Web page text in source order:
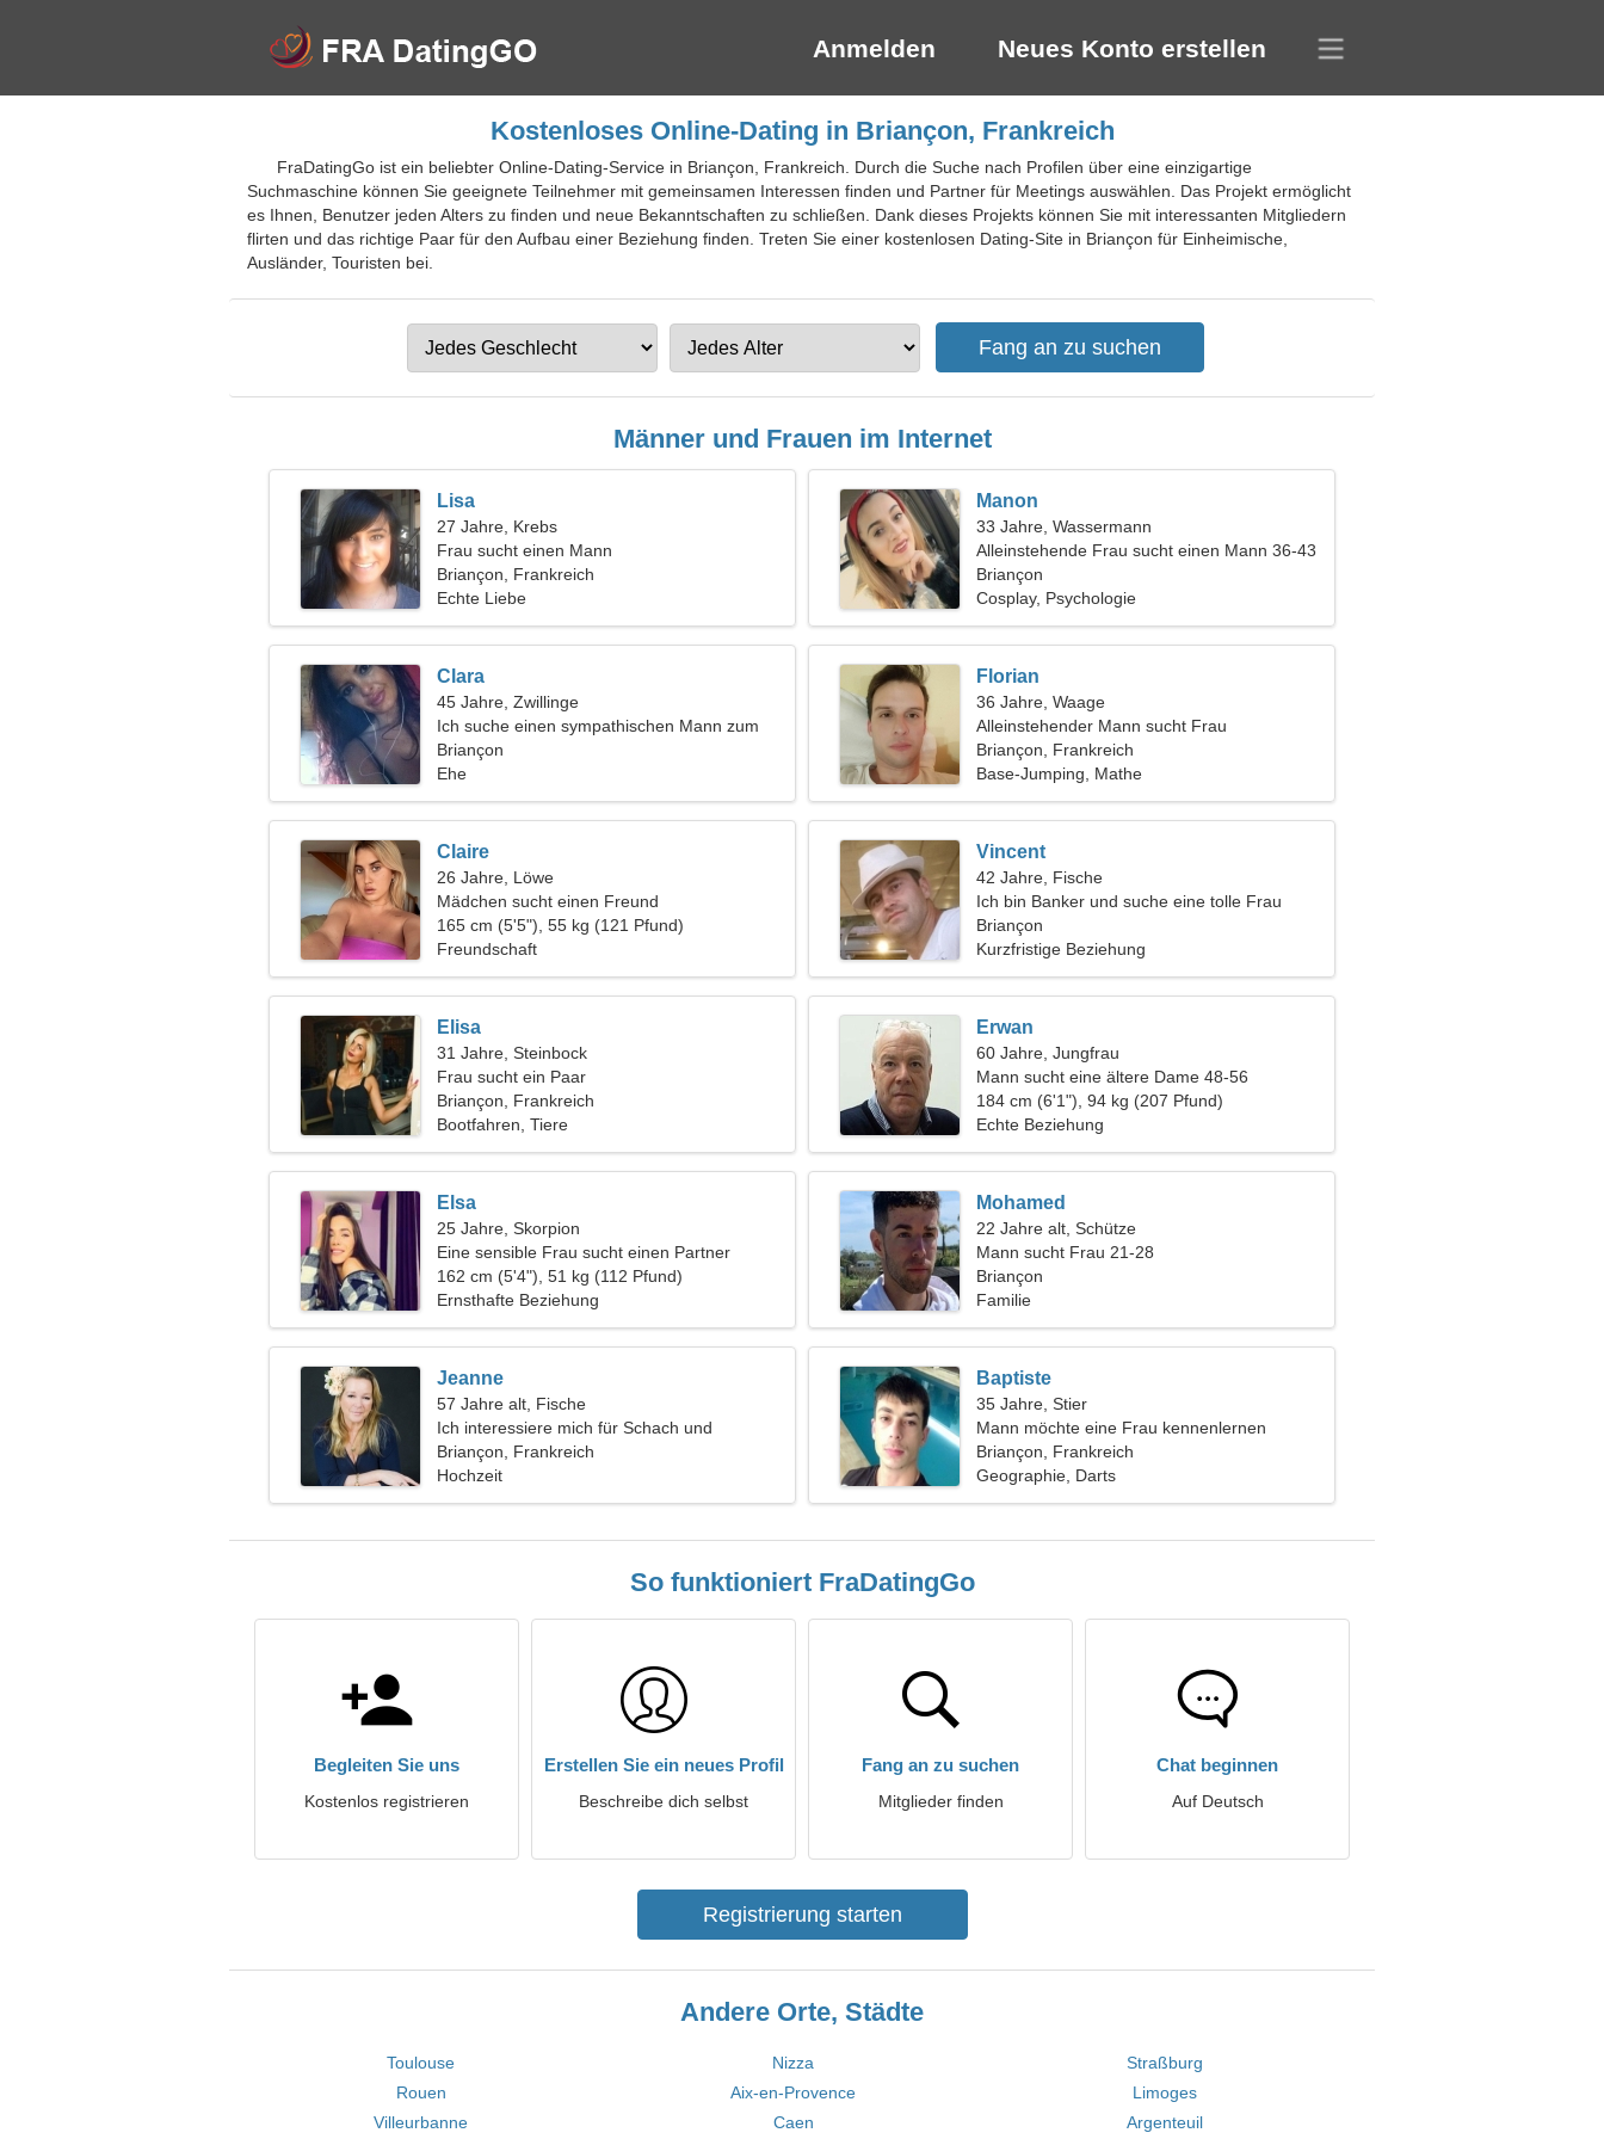
Anmelden Neues Konto erstellen
Kostenloses Online-Dating in Briançon, Frankreich
FraDatingGo ist ein beliebter Online-Dating-Service in Briançon, Frankreich. Durch die Suche nach Profilen über eine einzigartige
Suchmaschine können Sie geeignete Teilnehmer mit gemeinsamen Interessen finden und Partner für Meetings auswählen. Das Projekt ermöglicht
es Ihnen, Benutzer jeden Alters zu finden und neue Bekanntschaften zu schließen. Dank dieses Projekts können Sie mit interessanten Mitgliedern
flirten und das richtige Paar für den Aufbau einer Beziehung finden. Treten Sie einer kostenlosen Dating-Site in Briançon für Einheimische,
Ausländer, Touristen bei.
Männer und Frauen im Internet
Lisa
27 Jahre, Krebs
Frau sucht einen Mann
Briançon, Frankreich
Echte Liebe
Manon
33 Jahre, Wassermann
Alleinstehende Frau sucht einen Mann 36-43
Briançon
Cosplay, Psychologie
Clara
45 Jahre, Zwillinge
Ich suche einen sympathischen Mann zum
gemeinsamen Skifahren
Briançon
Ehe
Florian
36 Jahre, Waage
Alleinstehender Mann sucht Frau
Briançon, Frankreich
Base-Jumping, Mathe
Claire
26 Jahre, Löwe
Mädchen sucht einen Freund
165 cm (5'5"), 55 kg (121 Pfund)
Freundschaft
Vincent
42 Jahre, Fische
Ich bin Banker und suche eine tolle Frau
Briançon
Kurzfristige Beziehung
Elisa
31 Jahre, Steinbock
Frau sucht ein Paar
Briançon, Frankreich
Bootfahren, Tiere
Erwan
60 Jahre, Jungfrau
Mann sucht eine ältere Dame 48-56
184 cm (6'1"), 94 kg (207 Pfund)
Echte Beziehung
Elsa
25 Jahre, Skorpion
Eine sensible Frau sucht einen Partner
162 cm (5'4"), 51 kg (112 Pfund)
Ernsthafte Beziehung
Mohamed
22 Jahre alt, Schütze
Mann sucht Frau 21-28
Briançon
Familie
Jeanne
57 Jahre alt, Fische
Ich interessiere mich für Schach und
Skateboarden
Briançon, Frankreich
Hochzeit
Baptiste
35 Jahre, Stier
Mann möchte eine Frau kennenlernen
Briançon, Frankreich
Geographie, Darts
So funktioniert FraDatingGo
Begleiten Sie uns
Kostenlos registrieren
Erstellen Sie ein neues Profil
Beschreibe dich selbst
Fang an zu suchen
Mitglieder finden
Chat beginnen
Auf Deutsch
Registrierung starten
Andere Orte, Städte
Toulouse Nizza
Straßburg
Rouen
Aix-en-Provence
Limoges
Villeurbanne
Caen Argenteuil